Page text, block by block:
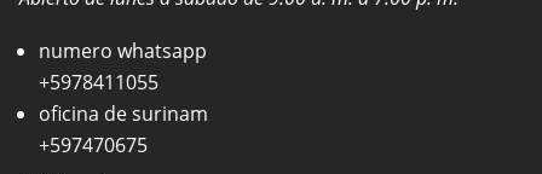
numero whatsapp
+5978411055
oficina de surinam
+597470675